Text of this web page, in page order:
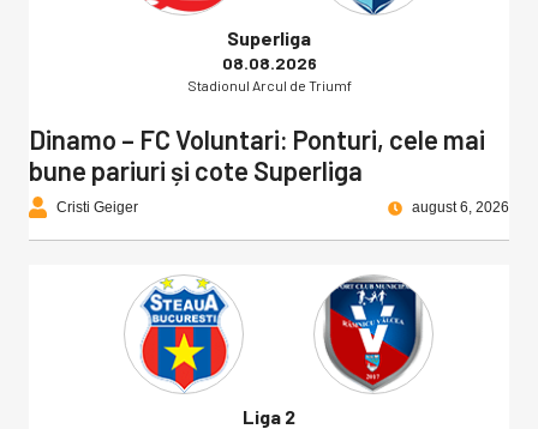
Superliga
08.08.2026
Stadionul Arcul de Triumf
Dinamo – FC Voluntari: Ponturi, cele mai
bune pariuri și cote Superliga
Cristi Geiger august 6, 2026
Liga 2